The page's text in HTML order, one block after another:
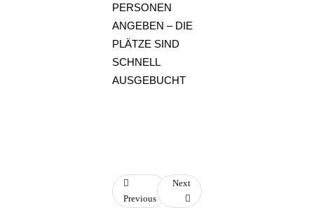
PERSONEN
ANGEBEN – DIE
PLÄTZE SIND
SCHNELL
AUSGEBUCHT
Previous
Next